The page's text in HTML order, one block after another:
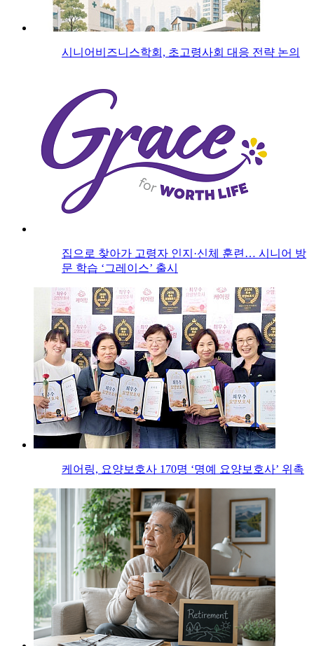
시니어비즈니스학회, 초고령사회 대응 전략 논의
집으로 찾아가 고령자 인지·신체 훈련… 시니어 방
문 학습 ‘그레이스’ 출시
케어링, 요양보호사 170명 ‘명예 요양보호사’ 위촉